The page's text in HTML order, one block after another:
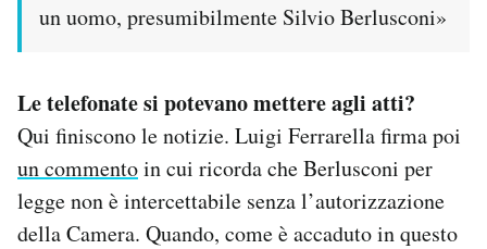
un uomo, presumibilmente Silvio Berlusconi»
Le telefonate si potevano mettere agli atti?
Qui finiscono le notizie. Luigi Ferrarella firma poi
un commentoin cui ricorda che Berlusconi per
legge non è intercettabile senza l’autorizzazione
della Camera. Quando, come è accaduto in questo